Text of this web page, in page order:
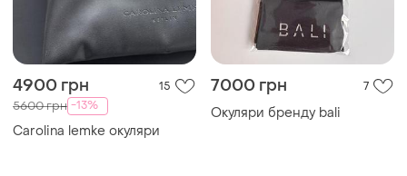
4900 грн 15
5600 грн -13%
Carolina lemke окуляри
7000 грн 7
Окуляри бренду bali